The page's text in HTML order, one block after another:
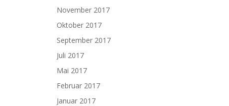
November 2017
Oktober 2017
September 2017
Juli 2017
Mai 2017
Februar 2017
Januar 2017